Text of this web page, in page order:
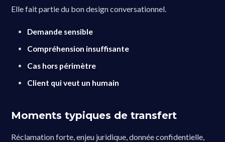
Elle fait partie du bon design conversationnel.
Demande sensible
Compréhension insuffisante
Cas hors périmètre
Client qui veut un humain
Moments typiques de transfert
Réclamation forte, enjeu juridique, donnée confidentielle,